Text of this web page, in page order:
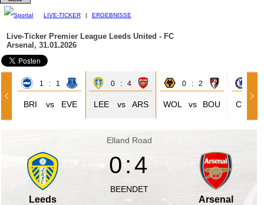
LIVE-TICKER | ERGEBNISSE
Live-Ticker Premier League Leeds United - FC
Arsenal, 31.01.2026
1 : 1
BRI vs EVE
0 : 4
LEE vs ARS
0 : 2
WOL vs BOU CHE
Elland Road
Leeds
0:4
BEENDET
Arsenal